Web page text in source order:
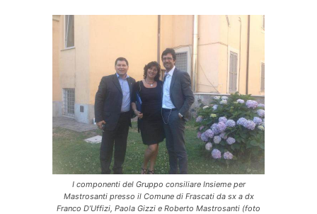
I componenti del Gruppo consiliare Insieme per
Mastrosanti presso il Comune di Frascati da sx a dx
Franco D’Uffizi, Paola Gizzi e Roberto Mastrosanti (foto